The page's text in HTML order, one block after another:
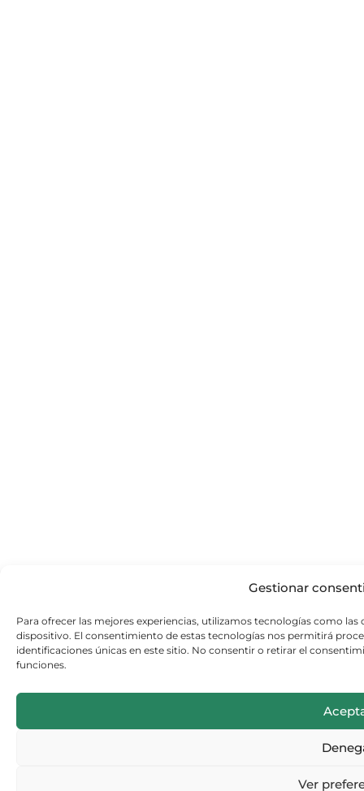
Gestionar
Para ofrecer las mejores experiencias, utilizamos tecnologías como
dispositivo. El consentimiento de estas tecnologías nos permitirá
identificaciones únicas en este sitio. No consentir o retirar el
funciones.
Ver